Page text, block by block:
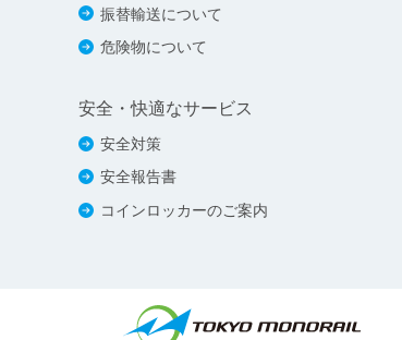
振替輸送について
危険物について
安全・快適なサービス
安全対策
安全報告書
コインロッカーのご案内